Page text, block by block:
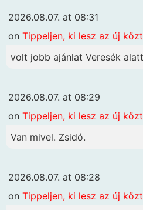
2026.08.07. at 08:31
on Tippeljen, ki lesz az új
volt jobb ajánlat Veresék
2026.08.07. at 08:29
on Tippeljen, ki lesz az új
Van mivel. Zsidó.
2026.08.07. at 08:28
on Tippeljen, ki lesz az új